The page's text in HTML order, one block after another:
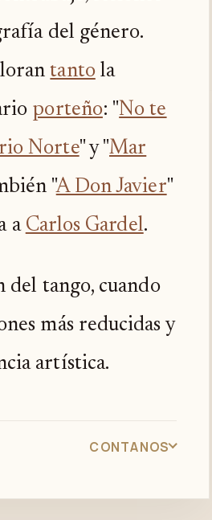
del género.
tantola
porteño: "No te
Norte" y "Mar
"A Don Javier"
a Carlos Gardel.
del tango, cuando
más reducidas y
artística.
CONTANOS